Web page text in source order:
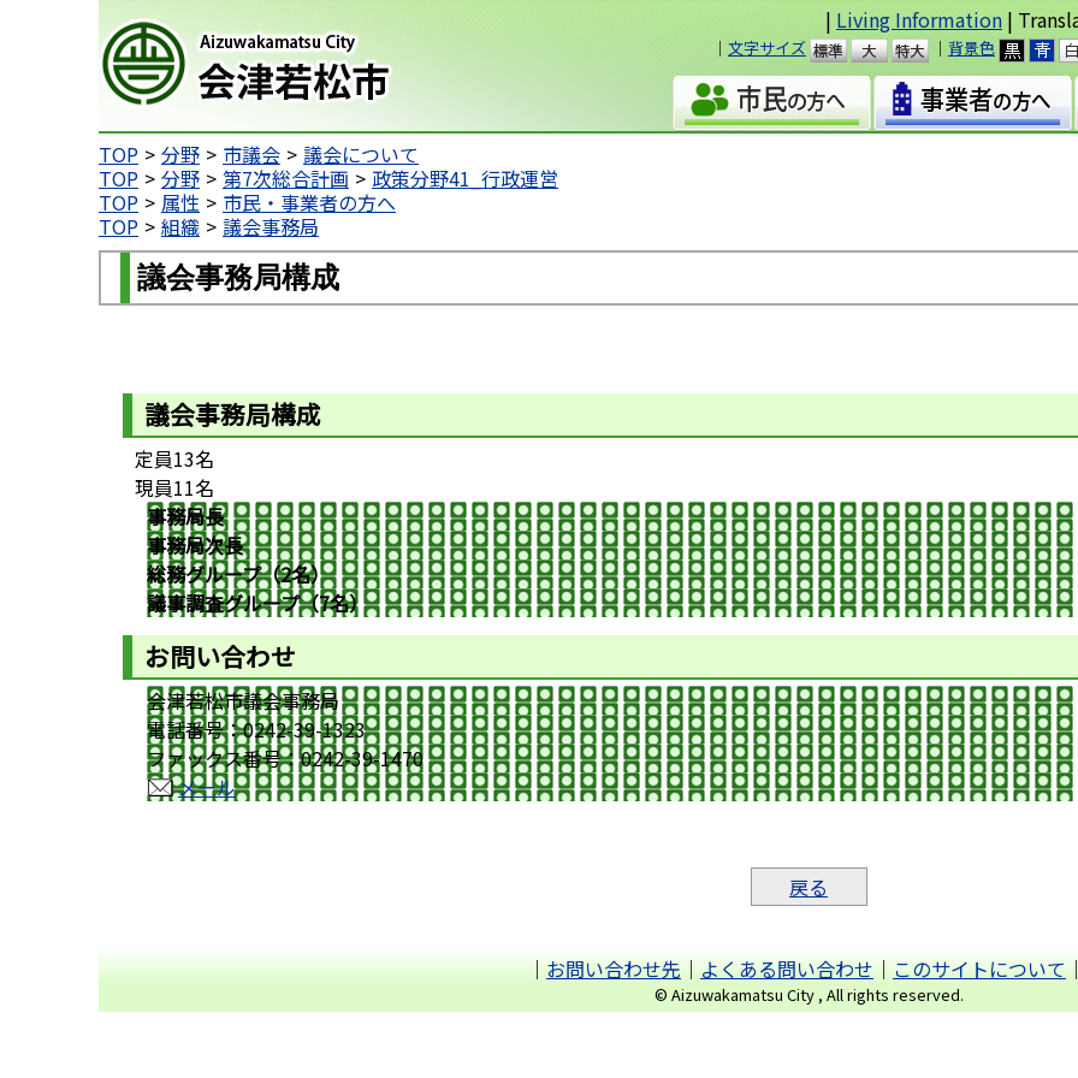
| Living Information |
｜ 文字サイズ
準
大
｜ 背景色
会津若松市
TOP
分野 市議会
議会について
TOP
分野 第7次総合計画
政策分野41_行政運営
TOP
属性
市民・事業者の方へ
TOP
組織 議会事務局
議会事務局構成
議会事務局構成
定員13名
現員11名
事務局長
事務局次長
総務グループ（2名）
議事調査グループ（7名）
お問い合わせ
会津若松市議会事務局
電話番号：0242-39-1323
ファックス番号：0242-39-1470
メール
戻る
｜お問い合わせ先｜よくある問い合わせ｜このサイトについて
© Aizuwakamatsu City , All rights reserved.